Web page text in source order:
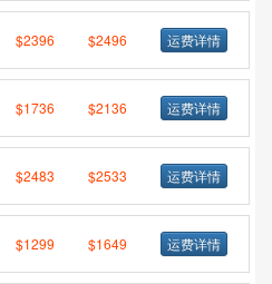
$2396 $2496 运费详情
$1736 $2136 运费详情
$2483 $2533 运费详情
$1299 $1649 运费详情